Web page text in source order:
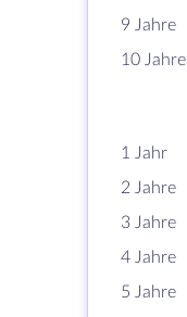
9 Jahre
10 Jahre
1 Jahr
2 Jahre
3 Jahre
4 Jahre
5 Jahre